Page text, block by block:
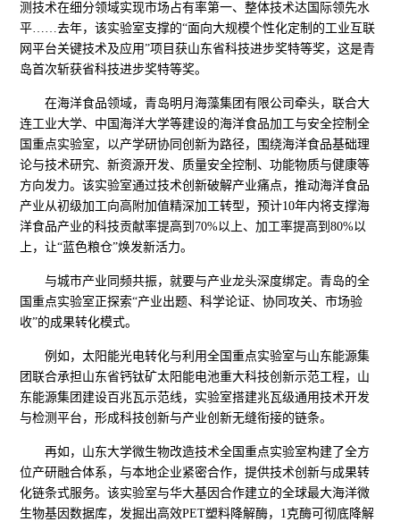
测技术在细分领域实现市场占有率第一、整体技术达国际领先水
平……去年，该实验室支撑的“面向大规模个性化定制的工业互联
网平台关键技术及应用”项目获山东省科技进步奖特等奖，这是青
岛首次斩获省科技进步奖特等奖。
在海洋食品领域，青岛明月海藻集团有限公司牵头，联合大
连工业大学、中国海洋大学等建设的海洋食品加工与安全控制全
国重点实验室，以产学研协同创新为路径，围绕海洋食品基础理
论与技术研究、新资源开发、质量安全控制、功能物质与健康等
方向发力。该实验室通过技术创新破解产业痛点，推动海洋食品
产业从初级加工向高附加值精深加工转型，预计10年内将支撑海
洋食品产业的科技贡献率提高到70%以上、加工率提高到80%以
上，让“蓝色粮仓”焕发新活力。
与城市产业同频共振，就要与产业龙头深度绑定。青岛的全
国重点实验室正探索“产业出题、科学论证、协同攻关、市场验
收”的成果转化模式。
例如，太阳能光电转化与利用全国重点实验室与山东能源集
团联合承担山东省钙钛矿太阳能电池重大科技创新示范工程，山
东能源集团建设百兆瓦示范线，实验室搭建兆瓦级通用技术开发
与检测平台，形成科技创新与产业创新无缝衔接的链条。
再如，山东大学微生物改造技术全国重点实验室构建了全方
位产研融合体系，与本地企业紧密合作，提供技术创新与成果转
化链条式服务。该实验室与华大基因合作建立的全球最大海洋微
生物基因数据库，发掘出高效PET塑料降解酶，1克酶可彻底降解